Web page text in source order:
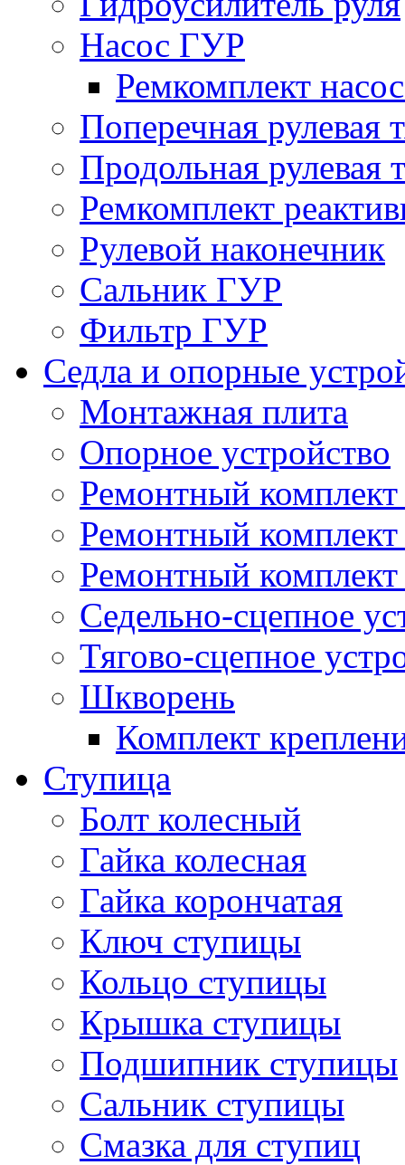
Насос ГУР
Ремкомплект
Поперечная рулевая
Продольная рулевая
Ремкомплект
Рулевой наконечник
Сальник ГУР
Фильтр ГУР
Седла и опорные
Монтажная плита
Опорное устройство
Ремонтный комплект
Ремонтный
Ремонтный комплект
Седельно-сцепное
Тягово-сцепное
Шкворень
Комплект
Ступица
Болт колесный
Гайка колесная
Гайка корончатая
Ключ ступицы
Кольцо ступицы
Крышка ступицы
Подшипник ступицы
Сальник ступицы
Смазка для ступиц